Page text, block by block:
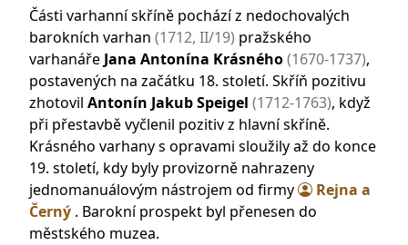
Části varhanní skříně pochází z nedochovalých
barokních varhan (1712, II/19) pražského
varhanáře Jana Antonína Krásného(1670-1737),
postavených na začátku 18. století. Skříň pozitivu
zhotovil Antonín Jakub Speigel (1712-1763), když
při přestavbě vyčlenil pozitiv z hlavní skříně.
Krásného varhany s opravami sloužily až do konce
19. století, kdy byly provizorně nahrazeny
jednomanuálovým nástrojem od firmy
Rejna a
Černý . Barokní prospekt byl přenesen do
městského muzea.